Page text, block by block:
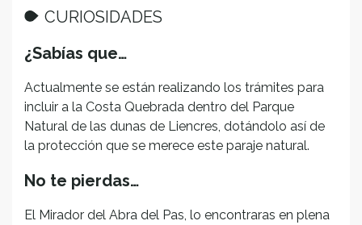
CURIOSIDADES
¿Sabías que…
Actualmente se están realizando los trámites para
incluir a la Costa Quebrada dentro del Parque
Natural de las dunas de Liencres, dotándolo así de
la protección que se merece este paraje natural.
No te pierdas…
El Mirador del Abra del Pas, lo encontraras en plena